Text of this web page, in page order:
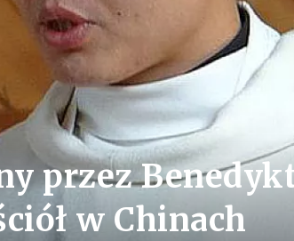
przez
w Chinach